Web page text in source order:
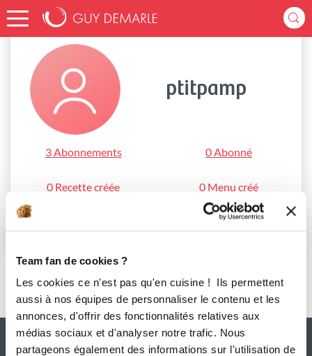
Team fan de cookies ?
Les cookies ce n'est pas qu'en cuisine ! Ils permettent
aussi à nos équipes de personnaliser le contenu et les
annonces, d'offrir des fonctionnalités relatives aux
médias sociaux et d'analyser notre trafic. Nous
partageons également des informations sur l'utilisation de
Accueil ptitpamp
ptitpamp
3 Abonnements 0 Abonné
0 Recette créée 0 Menu créé